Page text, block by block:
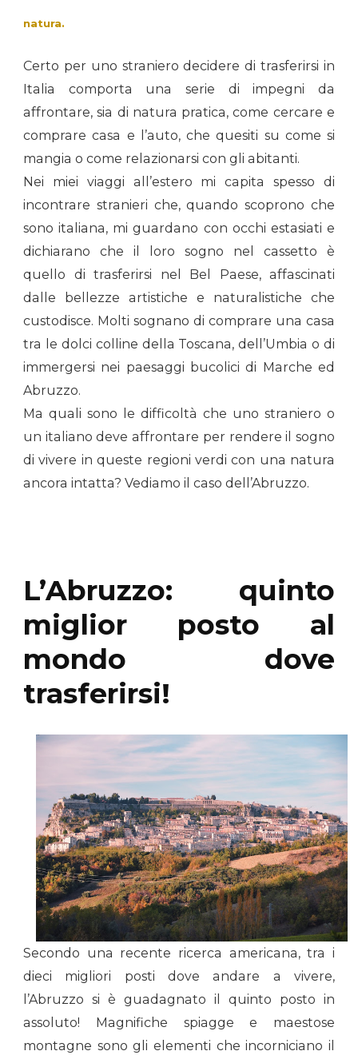
natura.
Certo per uno straniero decidere di trasferirsi in
Italia comporta una serie di impegni da
affrontare, sia di natura pratica, come cercare e
comprare casa e l’auto, che quesiti su come si
mangia o come relazionarsi con gli abitanti.
Nei miei viaggi all’estero mi capita spesso di
incontrare stranieri che, quando scoprono che
sono italiana, mi guardano con occhi estasiati e
dichiarano che il loro sogno nel cassetto è
quello di trasferirsi nel Bel Paese, affascinati
dalle bellezze artistiche e naturalistiche che
custodisce. Molti sognano di comprare una casa
tra le dolci colline della Toscana, dell’Umbia o di
immergersi nei paesaggi bucolici di Marche ed
Abruzzo.
Ma quali sono le difficoltà che uno straniero o
un italiano deve affrontare per rendere il sogno
di vivere in queste regioni verdi con una natura
ancora intatta? Vediamo il caso dell’Abruzzo.
L’Abruzzo: quinto
miglior posto al
mondo dove
trasferirsi!
Secondo una recente ricerca americana, tra i
dieci migliori posti dove andare a vivere,
l’Abruzzo si è guadagnato il quinto posto in
assoluto! Magnifiche spiagge e maestose
montagne sono gli elementi che incorniciano il